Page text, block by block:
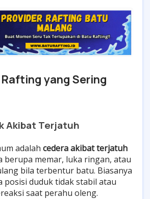
yang Sering
Akibat Terjatuh
adalah cedera akibat terjatuh
berupa memar, luka ringan, atau
bila terbentur batu. Biasanya
posisi duduk tidak stabil atau
saat perahu oleng.